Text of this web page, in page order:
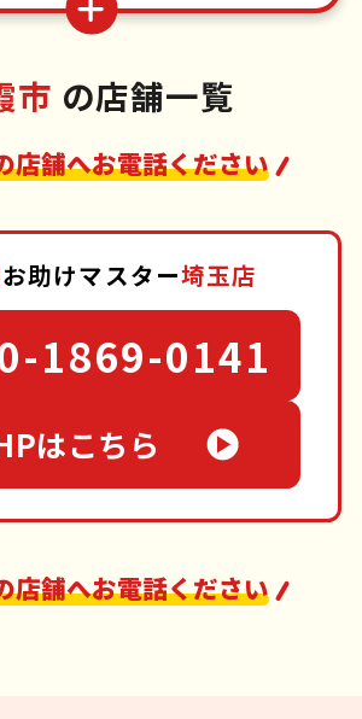
市 の店舗一覧
店舗へお電話ください
お助けマスター埼玉店
1869-0141
はこちら
店舗へお電話ください